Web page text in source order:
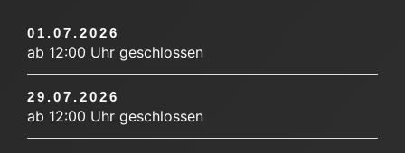
01.07.2026
ab 12:00 Uhr geschlossen
29.07.2026
ab 12:00 Uhr geschlossen